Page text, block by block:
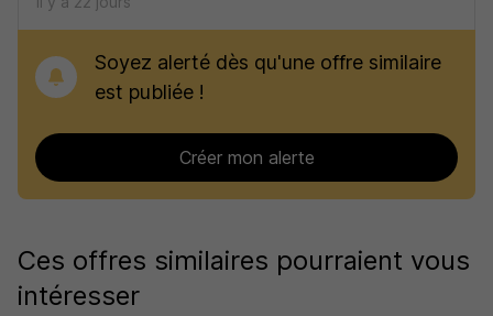
Soyez alerté dès qu'une offre similaire
est publiée !
Créer mon alerte
Ces offres similaires pourraient vous
intéresser